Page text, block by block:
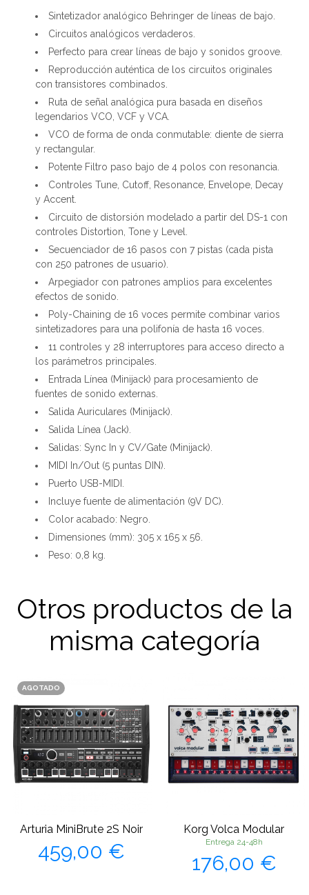
Sintetizador analógico Behringer de líneas de bajo.
Circuitos analógicos verdaderos.
Perfecto para crear líneas de bajo y sonidos groove.
Reproducción auténtica de los circuitos originales
con transistores combinados.
Ruta de señal analógica pura basada en diseños
legendarios VCO, VCF y VCA.
VCO de forma de onda conmutable: diente de sierra
y rectangular.
Potente Filtro paso bajo de 4 polos con resonancia.
Controles Tune, Cutoff, Resonance, Envelope, Decay
y Accent.
Circuito de distorsión modelado a partir del DS-1 con
controles Distortion, Tone y Level.
Secuenciador de 16 pasos con 7 pistas (cada pista
con 250 patrones de usuario).
Arpegiador con patrones amplios para excelentes
efectos de sonido.
Poly-Chaining de 16 voces permite combinar varios
sintetizadores para una polifonía de hasta 16 voces.
11 controles y 28 interruptores para acceso directo a
los parámetros principales.
Entrada Línea (Minijack) para procesamiento de
fuentes de sonido externas.
Salida Auriculares (Minijack).
Salida Línea (Jack).
Salidas: Sync In y CV/Gate (Minijack).
MIDI In/Out (5 puntas DIN).
Puerto USB-MIDI.
Incluye fuente de alimentación (9V DC).
Color acabado: Negro.
Dimensiones (mm): 305 x 165 x 56.
Peso: 0,8 kg.
Otros productos de la
misma categoría
AGOTADO
Arturia MiniBrute 2S Noir
Precio
459,00 €
Korg Volca Modular
Entrega 24-48h
Precio
176,00 €